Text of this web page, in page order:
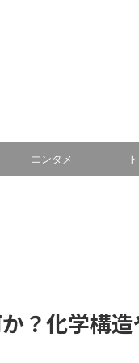
エンタメ
？化学構